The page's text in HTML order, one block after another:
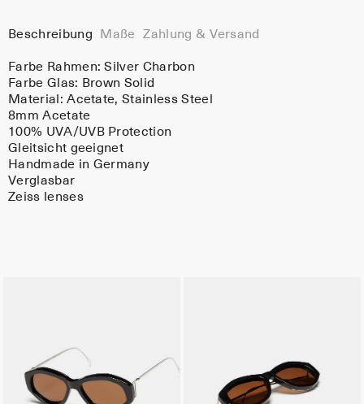
Beschreibung Maße Zahlung & Versand
Farbe Rahmen:Silver Charbon
Farbe Glas: Brown Solid
Material:Acetate, Stainless Steel
8mm Acetate
100% UVA/UVB Protection
Gleitsicht geeignet
Handmade in Germany
Verglasbar
Zeiss lenses